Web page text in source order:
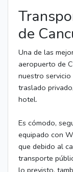
de
Una de las
aeropuerto de
nuestro
traslado
hotel.
Es cómodo,
equipado con
que debido al
transporte
lo previsto,